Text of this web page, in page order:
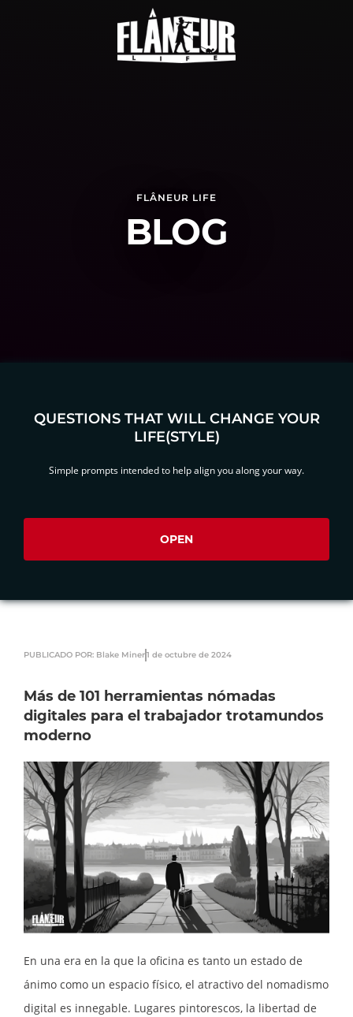
FLÂNEUR LIFE
BLOG
QUESTIONS THAT WILL CHANGE YOUR
LIFE(STYLE)
Simple prompts intended to help align you along your way.
OPEN
PUBLICADO POR: Blake Miner1 de octubre de 2024
Más de 101 herramientas nómadas
digitales para el trabajador trotamundos
moderno
En una era en la que la oficina es tanto un estado de
ánimo como un espacio físico, el atractivo del nomadismo
digital es innegable. Lugares pintorescos, la libertad de